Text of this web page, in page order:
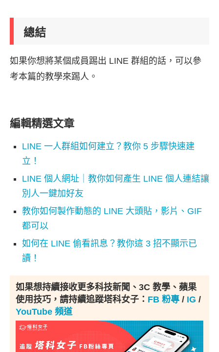
總結
如果你想將某個成員踢出 LINE 群組的話，可以參
考本篇的教學來踢人。
編輯精選文章
LINE 一人群組如何建立？教你 5 步驟快速建
立！
LINE 個人網址｜教你如何產生 LINE 個人連結讓
別人一鍵加好友
教你如何製作動態的 LINE 大頭貼，影片、GIF
都可以
如何在 LINE 偷看訊息？教你這 3 招不顯示已
讀！
如果想持續接收更多科技新聞、3C 教學、蘋果
使用技巧，請持續追蹤塔科女子： FB 粉專 / IG /
YouTube 頻道